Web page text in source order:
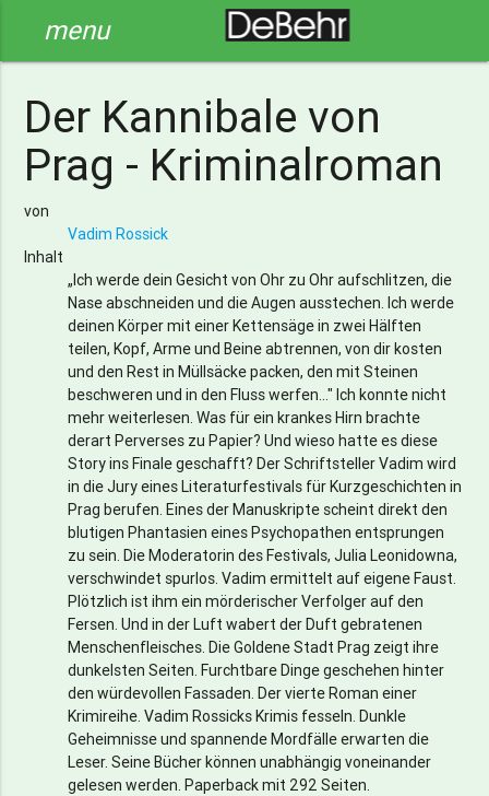
menu
Der Kannibale von
Prag - Kriminalroman
von
Vadim Rossick
Inhalt
„Ich werde dein Gesicht von Ohr zu Ohr aufschlitzen, die
Nase abschneiden und die Augen ausstechen. Ich werde
deinen Körper mit einer Kettensäge in zwei Hälften
teilen, Kopf, Arme und Beine abtrennen, von dir kosten
und den Rest in Müllsäcke packen, den mit Steinen
beschweren und in den Fluss werfen..." Ich konnte nicht
mehr weiterlesen. Was für ein krankes Hirn brachte
derart Perverses zu Papier? Und wieso hatte es diese
Story ins Finale geschafft? Der Schriftsteller Vadim wird
in die Jury eines Literaturfestivals für Kurzgeschichten in
Prag berufen. Eines der Manuskripte scheint direkt den
blutigen Phantasien eines Psychopathen entsprungen
zu sein. Die Moderatorin des Festivals, Julia Leonidowna,
verschwindet spurlos. Vadim ermittelt auf eigene Faust.
Plötzlich ist ihm ein mörderischer Verfolger auf den
Fersen. Und in der Luft wabert der Duft gebratenen
Menschenfleisches. Die Goldene Stadt Prag zeigt ihre
dunkelsten Seiten. Furchtbare Dinge geschehen hinter
den würdevollen Fassaden. Der vierte Roman einer
Krimireihe. Vadim Rossicks Krimis fesseln. Dunkle
Geheimnisse und spannende Mordfälle erwarten die
Leser. Seine Bücher können unabhängig voneinander
gelesen werden. Paperback mit 292 Seiten.